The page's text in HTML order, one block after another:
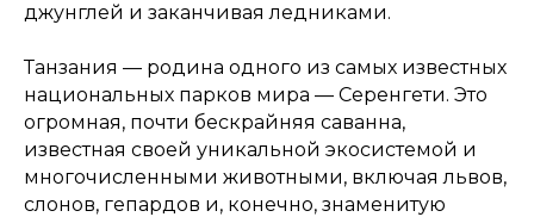
джунглей и заканчивая ледниками.
Танзания — родина одного из самых известных
национальных парков мира — Серенгети. Это
огромная, почти бескрайняя саванна,
известная своей уникальной экосистемой и
многочисленными животными, включая львов,
слонов, гепардов и, конечно, знаменитую